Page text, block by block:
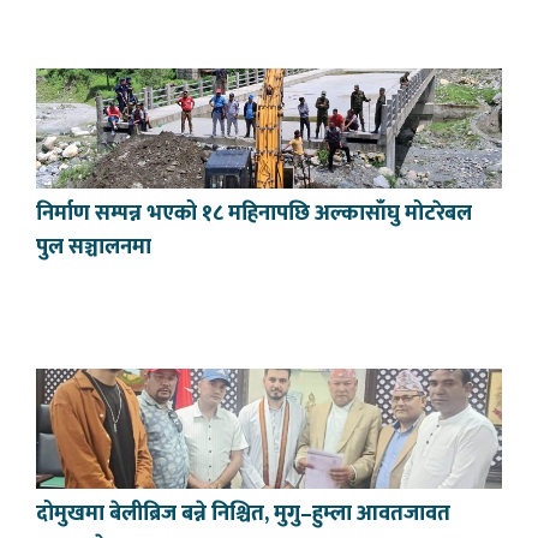
निर्माण सम्पन्न भएको १८ महिनापछि अल्कासाँघु मोटरेबल
पुल सञ्चालनमा
दोमुखमा बेलीब्रिज बन्ने निश्चित, मुगु–हुम्ला आवतजावत